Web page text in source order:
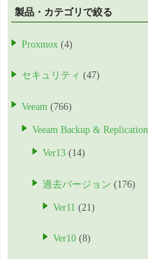
製品・カテゴリで絞る
Proxmox (4)
セキュリティ (47)
Veeam (766)
Veeam Backup & Replication
Ver13 (14)
過去バージョン (176)
Ver11 (21)
Ver10 (8)